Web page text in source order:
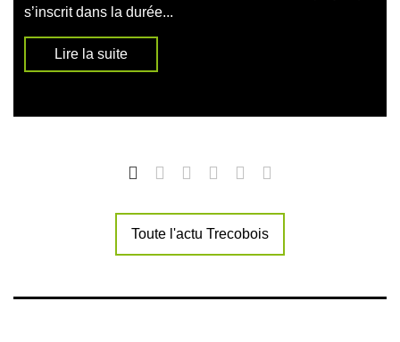
s’inscrit dans la durée...
Lire la suite
Toute l'actu Trecobois